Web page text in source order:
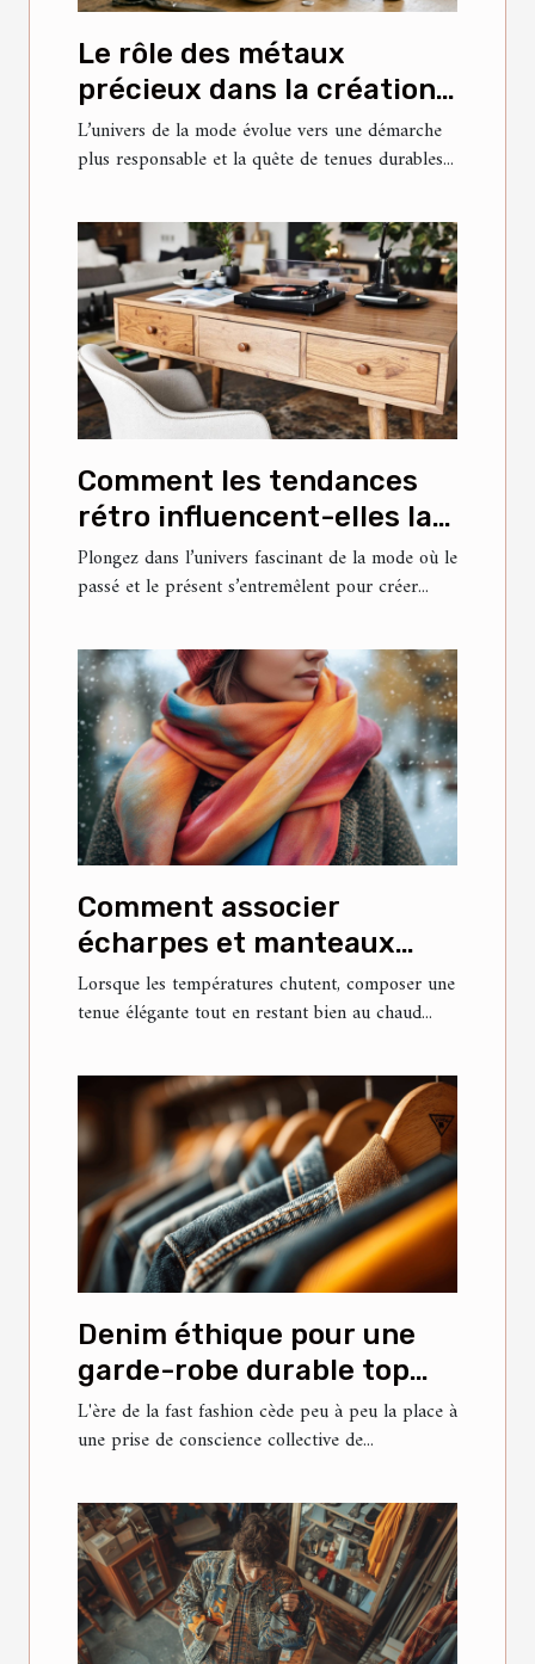
Le rôle des métaux
précieux dans la création
de tenues durables
L’univers de la mode évolue vers une démarche
plus responsable et la quête de tenues durables...
Comment les tendances
rétro influencent-elles la
mode contemporaine ?
Plongez dans l’univers fascinant de la mode où le
passé et le présent s’entremêlent pour créer...
Comment associer
écharpes et manteaux
pour un look hivernal
élégant ?
Lorsque les températures chutent, composer une
tenue élégante tout en restant bien au chaud...
Denim éthique pour une
garde-robe durable top
marques et conseils
d'entretien
L'ère de la fast fashion cède peu à peu la place à
une prise de conscience collective de...